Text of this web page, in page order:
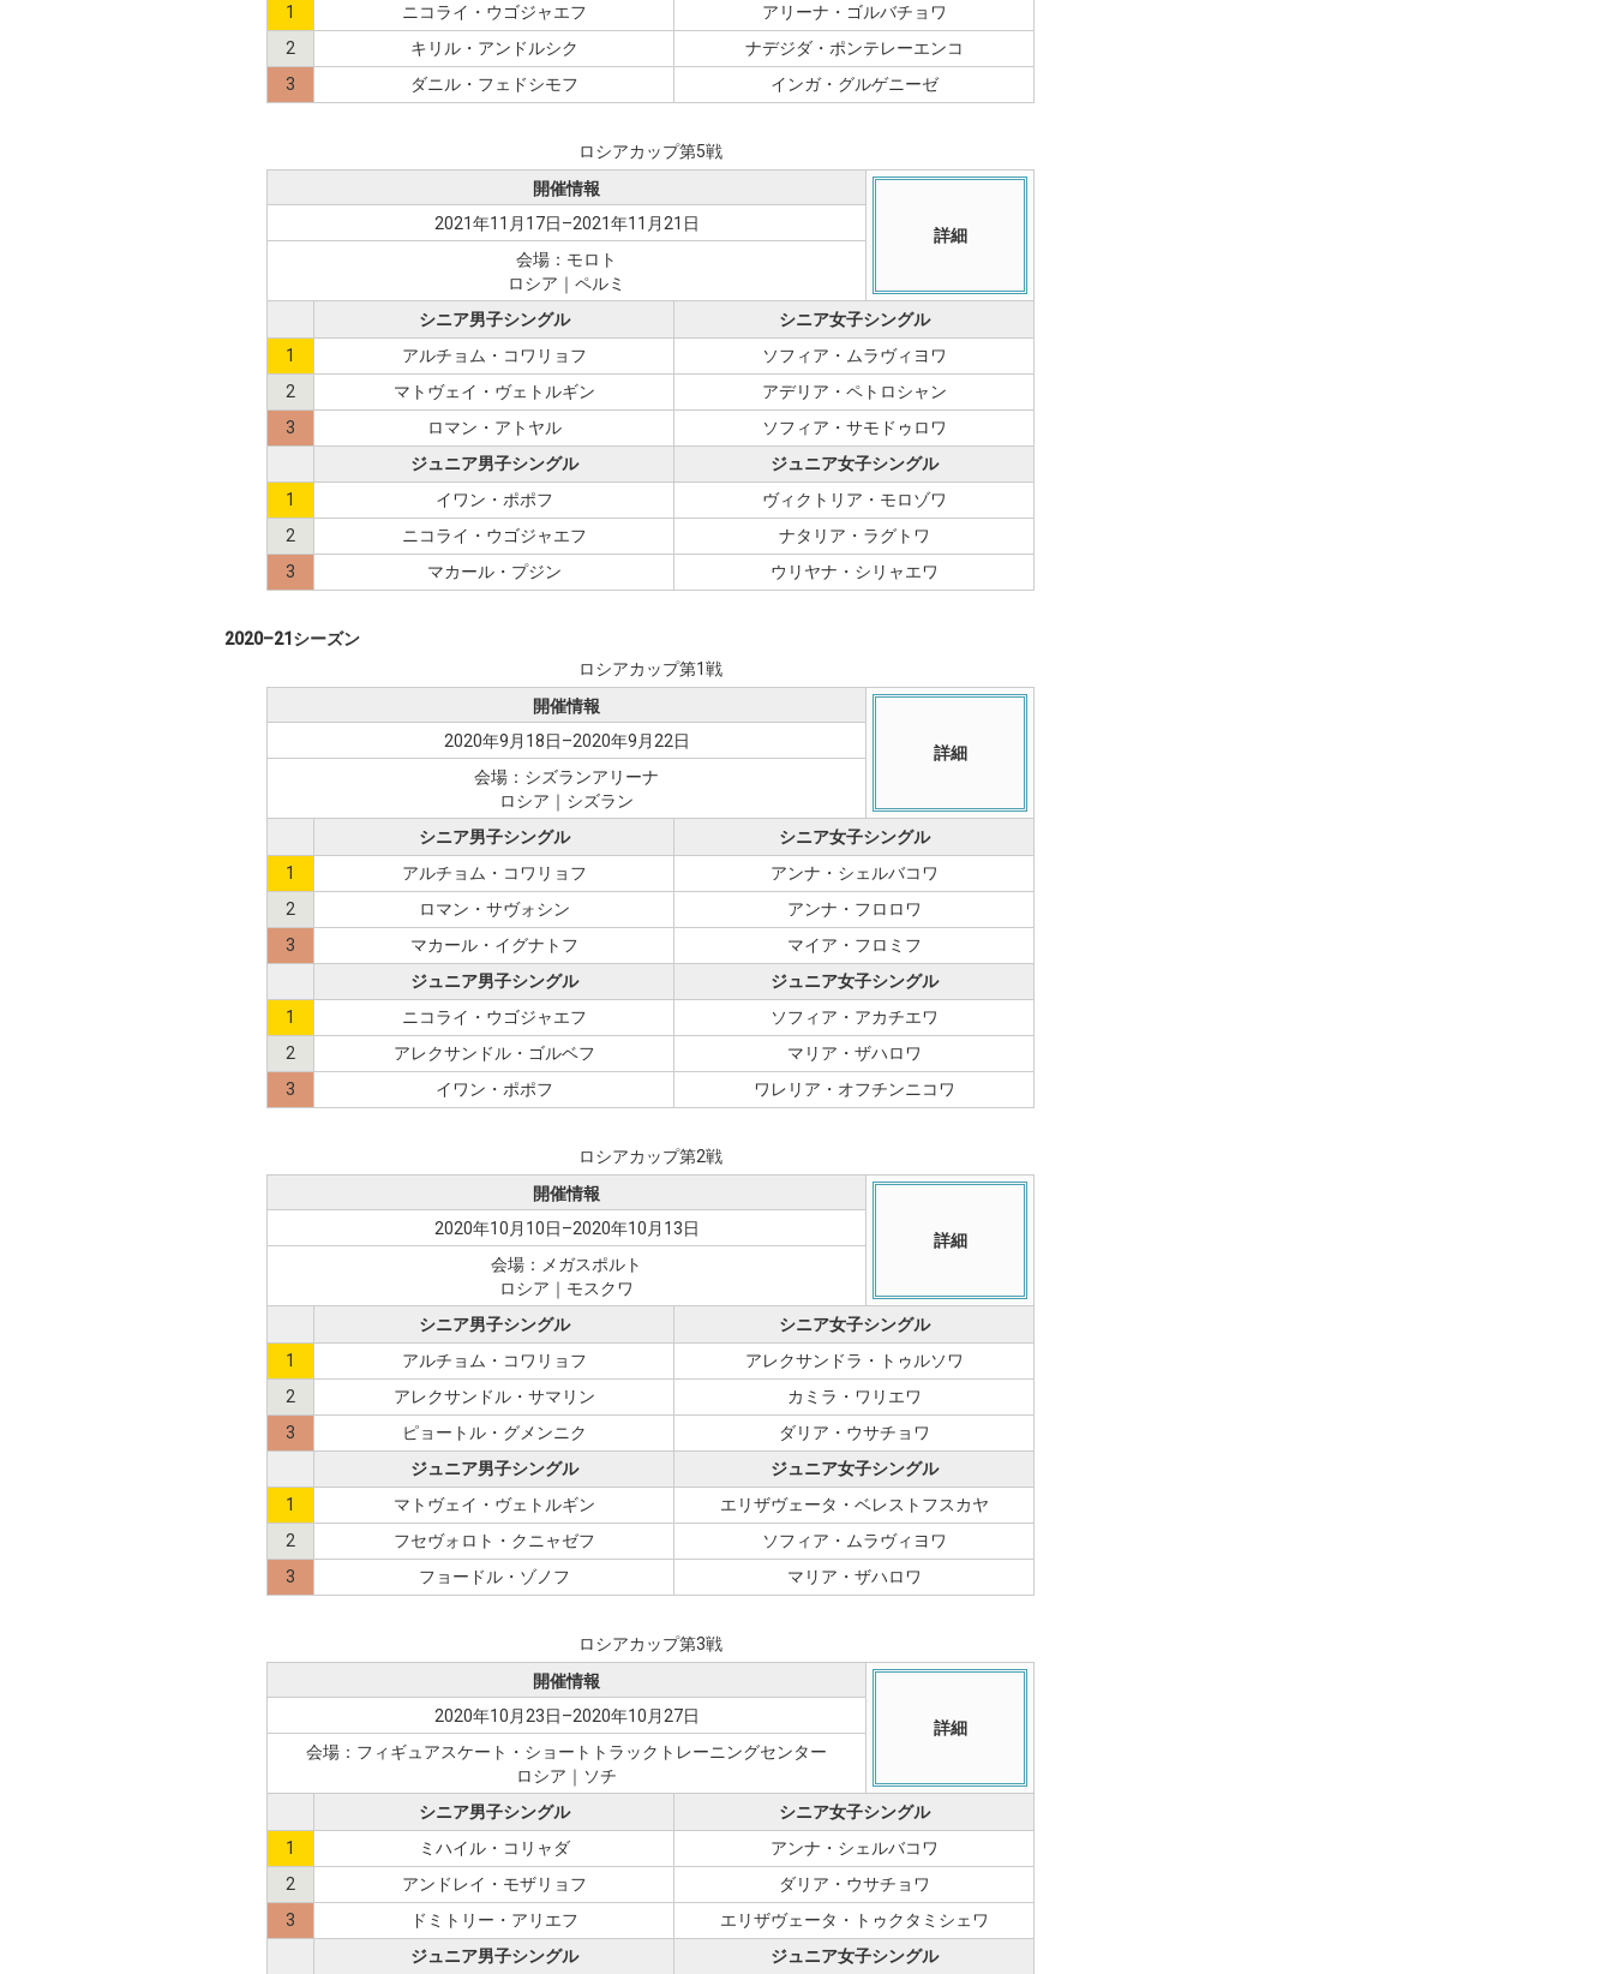
1
ニコライ・ウゴジャエフ
アリーナ・ゴルバチョワ
2
キリル・アンドルシク
ナデジダ・ポンテレーエンコ
3
ダニル・フェドシモフ インガ・グルゲニーゼ
ロシアカップ第5戦
詳細
開催情報
2021年11月17日–2021年11月21日
会場：モロト
ロシア｜ペルミ
シニア男子シングル
シニア女子シングル
1
アルチョム・コワリョフ
ソフィア・ムラヴィヨワ
2
マトヴェイ・ヴェトルギン
アデリア・ペトロシャン
3
ロマン・アトヤル
ソフィア・サモドゥロワ
ジュニア男子シングル
ジュニア女子シングル
1
イワン・ポポフ
ヴィクトリア・モロゾワ
2
ニコライ・ウゴジャエフ
ナタリア・ラグトワ
3
マカール・プジン ウリヤナ・シリャエワ
2020–21シーズン
ロシアカップ第1戦
詳細
開催情報
2020年9月18日–2020年9月22日
会場：シズランアリーナ
ロシア｜シズラン
シニア男子シングル
シニア女子シングル
1
アルチョム・コワリョフ
アンナ・シェルバコワ
2
ロマン・サヴォシン
アンナ・フロロワ
3
マカール・イグナトフ
マイア・フロミフ
ジュニア男子シングル
ジュニア女子シングル
1
ニコライ・ウゴジャエフ
ソフィア・アカチエワ
2
アレクサンドル・ゴルベフ
マリア・ザハロワ
3
イワン・ポポフ ワレリア・オフチンニコワ
ロシアカップ第2戦
詳細
開催情報
2020年10月10日–2020年10月13日
会場：メガスポルト
ロシア｜モスクワ
シニア男子シングル
シニア女子シングル
1
アルチョム・コワリョフ
アレクサンドラ・トゥルソワ
2
アレクサンドル・サマリン
カミラ・ワリエワ
3
ピョートル・グメンニク
ダリア・ウサチョワ
ジュニア男子シングル
ジュニア女子シングル
1
マトヴェイ・ヴェトルギン
エリザヴェータ・ベレストフスカヤ
2
フセヴォロト・クニャゼフ
ソフィア・ムラヴィヨワ
3
フョードル・ゾノフ マリア・ザハロワ
ロシアカップ第3戦
詳細
開催情報
2020年10月23日–2020年10月27日
会場：フィギュアスケート・ショートトラックトレーニングセンター
ロシア｜ソチ
シニア男子シングル
シニア女子シングル
1
ミハイル・コリャダ
アンナ・シェルバコワ
2
アンドレイ・モザリョフ
ダリア・ウサチョワ
3
ドミトリー・アリエフ
エリザヴェータ・トゥクタミシェワ
ジュニア男子シングル
ジュニア女子シングル